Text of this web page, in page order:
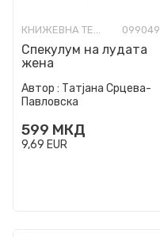
КНИЖЕВНА ТЕОРИЈА И КРИТИКА 099049
Спекулум на лудата
жена
Автор : Татјана Срцева-
Павловска
599 МКД
9,69 EUR